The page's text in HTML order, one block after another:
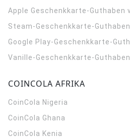
Apple Geschenkkarte-Guthaben
Steam-Geschenkkarte-
Google Play-Geschenkkarte-
Vanille-Geschenkkarte-
COINCOLA AFRIKA
CoinCola Nigeria
CoinCola Ghana
CoinCola Kenia